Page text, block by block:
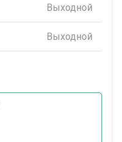
Выходной
Выходной